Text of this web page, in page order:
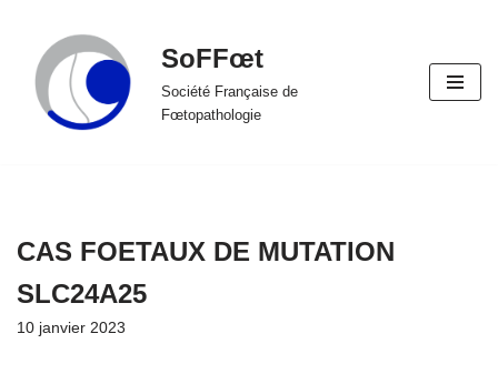
Aller
au
contenu
SoFFœt
Société Française de
Fœtopathologie
CAS FOETAUX DE MUTATION
SLC24A25
10 janvier 2023